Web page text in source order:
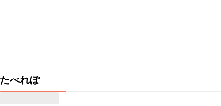
たべれぽ